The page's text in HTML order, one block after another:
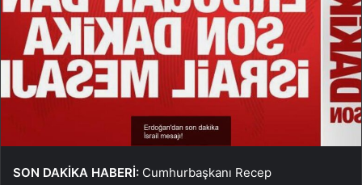
SON DAKİKA HABERİ: Cumhurbaşkanı Recep